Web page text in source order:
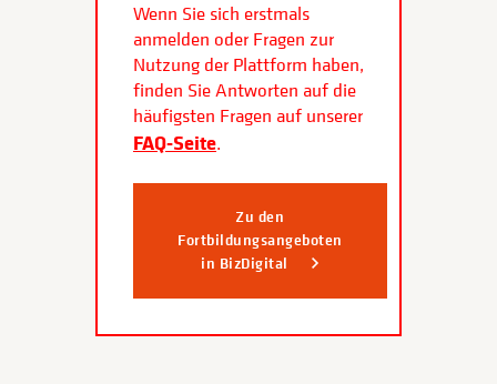
Wenn Sie sich erstmals
anmelden oder Fragen zur
Nutzung der Plattform haben,
finden Sie Antworten auf die
häufigsten Fragen auf unserer
FAQ-Seite.
Zu den
Fortbildungsangeboten
in BizDigital